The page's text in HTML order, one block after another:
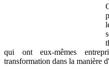
qui ont eux-mêmes
transformation dans la manière